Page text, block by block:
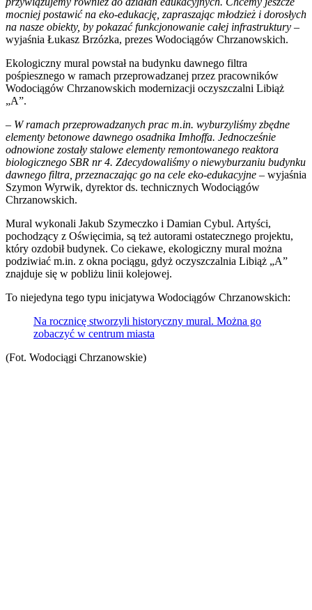
mocniej postawić na eko-edukację, zapraszając młodzież i dorosłych
na nasze obiekty, by pokazać funkcjonowanie całej infrastruktury –
wyjaśnia Łukasz Brzózka, prezes Wodociągów Chrzanowskich.
Ekologiczny mural powstał na budynku dawnego filtra
pośpiesznego w ramach przeprowadzanej przez pracowników
Wodociągów Chrzanowskich modernizacji oczyszczalni Libiąż
„A”.
– W ramach przeprowadzanych prac m.in. wyburzyliśmy zbędne
elementy betonowe dawnego osadnika Imhoffa. Jednocześnie
odnowione zostały stalowe elementy remontowanego reaktora
biologicznego SBR nr 4. Zdecydowaliśmy o niewyburzaniu budynku
dawnego filtra, przeznaczając go na cele eko-edukacyjne – wyjaśnia
Szymon Wyrwik, dyrektor ds. technicznych Wodociągów
Chrzanowskich.
Mural wykonali Jakub Szymeczko i Damian Cybul. Artyści,
pochodzący z Oświęcimia, są też autorami ostatecznego projektu,
który ozdobił budynek. Co ciekawe, ekologiczny mural można
podziwiać m.in. z okna pociągu, gdyż oczyszczalnia Libiąż „A”
znajduje się w pobliżu linii kolejowej.
To niejedyna tego typu inicjatywa Wodociągów Chrzanowskich:
Na rocznicę stworzyli historyczny mural. Można go
zobaczyć w centrum miasta
(Fot. Wodociągi Chrzanowskie)